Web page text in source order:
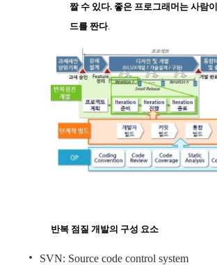
짤 수 있다. 좋은 프로그래머는 사람
드를 짠다.
반복 점질 개발의 구성 요소
SVN: Source code control system